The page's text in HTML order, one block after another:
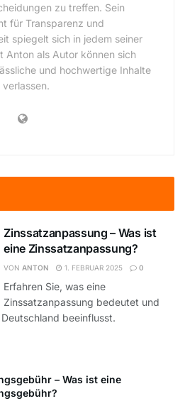
zu treffen. Sein
für Transparenz und
spiegelt sich in jedem seiner
Anton als Autor können sich
und hochwertige Inhalte
verlassen.
Zinssatzanpassung – Was ist
eine Zinssatzanpassung?
VON ANTON 1. FEBRUAR 2025 0
Erfahren Sie, was eine
Zinssatzanpassung bedeutet und
beeinflusst.
– Was ist eine